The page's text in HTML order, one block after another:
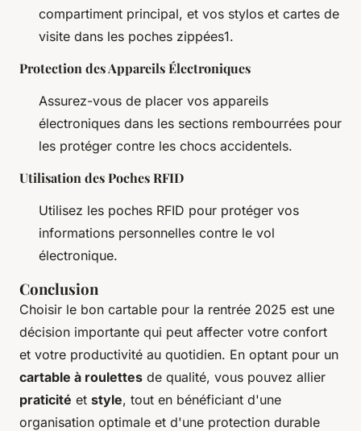
compartiment principal, et vos stylos et cartes de
visite dans les poches zippées1.
Protection des Appareils Électroniques
Assurez-vous de placer vos appareils
électroniques dans les sections rembourrées pour
les protéger contre les chocs accidentels.
Utilisation des Poches RFID
Utilisez les poches RFID pour protéger vos
informations personnelles contre le vol
électronique.
Conclusion
Choisir le bon cartable pour la rentrée 2025 est une
décision importante qui peut affecter votre confort
et votre productivité au quotidien. En optant pour un
cartable à roulettes de qualité, vous pouvez allier
praticité et style, tout en bénéficiant d'une
organisation optimale et d'une protection durable